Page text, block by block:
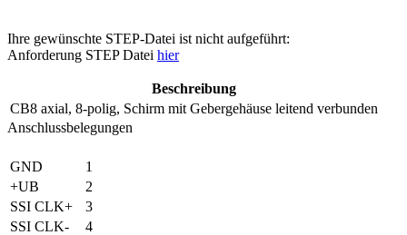
Ihre gewünschte STEP-Datei ist nicht aufgeführt:
Anforderung STEP Datei hier
Beschreibung
CB8 axial, 8-polig, Schirm mit Gebergehäuse leitend verbunden
Anschlussbelegungen
GND
1
+UB
2
SSI CLK+
3
SSI CLK-
4